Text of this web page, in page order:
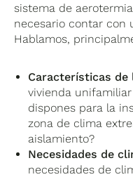
sistema de
necesario contar con
Hablamos,
Características de
vivienda
dispones para la
zona de clima
aislamiento?
Necesidades de
necesidades de